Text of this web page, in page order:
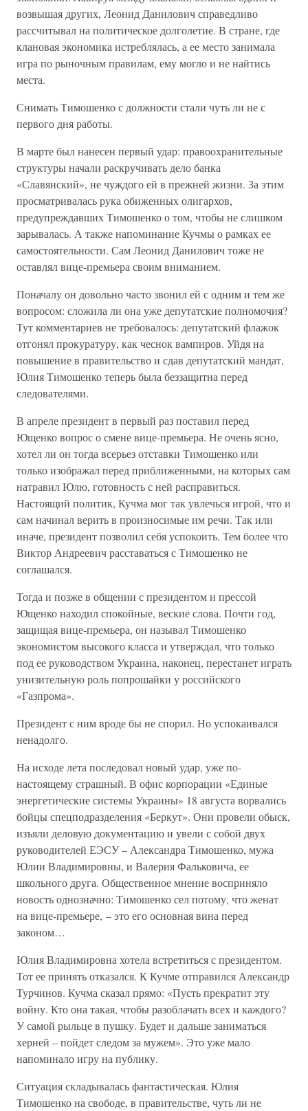
возвышая других, Леонид Данилович справедливо
рассчитывал на политическое долголетие. В стране, где
клановая экономика истреблялась, а ее место занимала
игра по рыночным правилам, ему могло и не найтись
места.
Снимать Тимошенко с должности стали чуть ли не с
первого дня работы.
В марте был нанесен первый удар: правоохранительные
структуры начали раскручивать дело банка
«Славянский», не чуждого ей в прежней жизни. За этим
просматривалась рука обиженных олигархов,
предупреждавших Тимошенко о том, чтобы не слишком
зарывалась. А также напоминание Кучмы о рамках ее
самостоятельности. Сам Леонид Данилович тоже не
оставлял вице-премьера своим вниманием.
Поначалу он довольно часто звонил ей с одним и тем же
вопросом: сложила ли она уже депутатские полномочия?
Тут комментариев не требовалось: депутатский флажок
отгонял прокуратуру, как чеснок вампиров. Уйдя на
повышение в правительство и сдав депутатский мандат,
Юлия Тимошенко теперь была беззащитна перед
следователями.
В апреле президент в первый раз поставил перед
Ющенко вопрос о смене вице-премьера. Не очень ясно,
хотел ли он тогда всерьез отставки Тимошенко или
только изображал перед приближенными, на которых сам
натравил Юлю, готовность с ней расправиться.
Настоящий политик, Кучма мог так увлечься игрой, что и
сам начинал верить в произносимые им речи. Так или
иначе, президент позволил себя успокоить. Тем более что
Виктор Андреевич расставаться с Тимошенко не
соглашался.
Тогда и позже в общении с президентом и прессой
Ющенко находил спокойные, веские слова. Почти год,
защищая вице-премьера, он называл Тимошенко
экономистом высокого класса и утверждал, что только
под ее руководством Украина, наконец, перестанет играть
унизительную роль попрошайки у российского
«Газпрома».
Президент с ним вроде бы не спорил. Но успокаивался
ненадолго.
На исходе лета последовал новый удар, уже по-
настоящему страшный. В офис корпорации «Единые
энергетические системы Украины» 18 августа ворвались
бойцы спецподразделения «Беркут». Они провели обыск,
изъяли деловую документацию и увели с собой двух
руководителей ЕЭСУ – Александра Тимошенко, мужа
Юлии Владимировны, и Валерия Фальковича, ее
школьного друга. Общественное мнение восприняло
новость однозначно: Тимошенко сел потому, что женат
на вице-премьере, – это его основная вина перед
законом…
Юлия Владимировна хотела встретиться с президентом.
Тот ее принять отказался. К Кучме отправился Александр
Турчинов. Кучма сказал прямо: «Пусть прекратит эту
войну. Кто она такая, чтобы разоблачать всех и каждого?
У самой рыльце в пушку. Будет и дальше заниматься
херней – пойдет следом за мужем». Это уже мало
напоминало игру на публику.
Ситуация складывалась фантастическая. Юлия
Тимошенко на свободе, в правительстве, чуть ли не